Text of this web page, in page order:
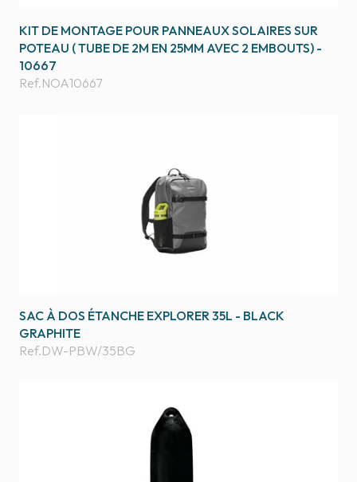
KIT DE MONTAGE POUR PANNEAUX SOLAIRES SUR
POTEAU ( TUBE DE 2M EN 25MM AVEC 2 EMBOUTS) -
10667
Ref.NOA10667
SAC À DOS ÉTANCHE EXPLORER 35L - BLACK
GRAPHITE
Ref.DW-PBW/35BG